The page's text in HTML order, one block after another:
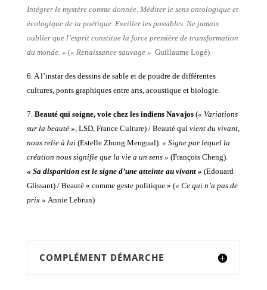
Intégrer le mystère comme donnée. Méditer le sens ontologique et
écologique de la poétique. Eveiller les possibles. Ne jamais
oublier que l’esprit constitue la force première de transformation
du monde. » (« Renaissance sauvage » Guillaume Logé)
6. A l’instar des dessins de sable et de poudre de différentes
cultures, ponts graphiques entre arts, acoustique et biologie.
7. Beauté qui soigne, voie chez les indiens Navajos (« Variations
sur la beauté », LSD, France Culture) / Beauté qui vient du vivant,
nous relie à lui (Estelle Zhong Mengual). « Signe par lequel la
création nous signifie que la vie a un sens » (François Cheng).
« Sa disparition est le signe d’une atteinte au vivant » (Edouard
Glissant) / Beauté « comme geste politique » (« Ce qui n’a pas de
prix » Annie Lebrun)
COMPLÉMENT DÉMARCHE